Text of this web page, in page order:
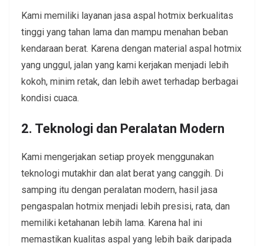
Kami memiliki layanan jasa aspal hotmix berkualitas
tinggi yang tahan lama dan mampu menahan beban
kendaraan berat. Karena dengan material aspal hotmix
yang unggul, jalan yang kami kerjakan menjadi lebih
kokoh, minim retak, dan lebih awet terhadap berbagai
kondisi cuaca.
2. Teknologi dan Peralatan Modern
Kami mengerjakan setiap proyek menggunakan
teknologi mutakhir dan alat berat yang canggih. Di
samping itu dengan peralatan modern, hasil jasa
pengaspalan hotmix menjadi lebih presisi, rata, dan
memiliki ketahanan lebih lama. Karena hal ini
memastikan kualitas aspal yang lebih baik daripada